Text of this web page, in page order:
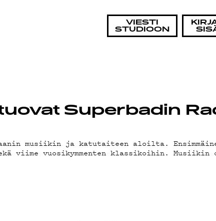
VIESTI
STUDIOON
Superbadin
musiikin ja katutaiteen aloilta.
viime vuosikymmenten klassikoihin. Musiikin